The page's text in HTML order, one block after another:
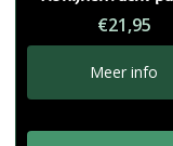
€21,95
Meer info